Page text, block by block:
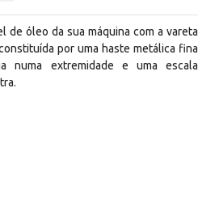
de óleo da sua máquina com a vareta
por uma haste metálica fina
numa extremidade e uma escala